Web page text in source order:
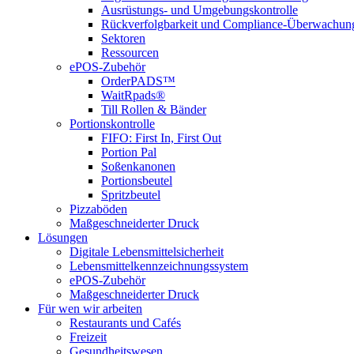
Ausrüstungs- und Umgebungskontrolle
Rückverfolgbarkeit und Compliance-
Sektoren
Ressourcen
ePOS-Zubehör
OrderPADS™
WaitRpads®
Till Rollen & Bänder
Portionskontrolle
FIFO: First In, First Out
Portion Pal
Soßenkanonen
Portionsbeutel
Spritzbeutel
Pizzaböden
Maßgeschneiderter Druck
Lösungen
Digitale Lebensmittelsicherheit
Lebensmittelkennzeichnungssystem
ePOS-Zubehör
Maßgeschneiderter Druck
Für wen wir arbeiten
Restaurants und Cafés
Freizeit
Gesundheitswesen